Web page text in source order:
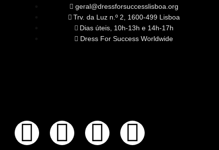
geral@dressforsuccesslisboa.org
Trv. da Luz n.º 2, 1600-499 Lisboa
Dias úteis, 10h-13h e 14h-17h
Dress For Success Worldwide